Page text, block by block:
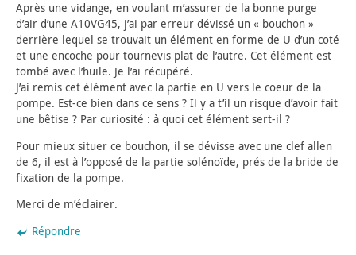
Après une vidange, en voulant m’assurer de la bonne purge
d’air d’une A10VG45, j’ai par erreur dévissé un « bouchon »
derrière lequel se trouvait un élément en forme de U d’un coté
et une encoche pour tournevis plat de l’autre. Cet élément est
tombé avec l’huile. Je l’ai récupéré.
J’ai remis cet élément avec la partie en U vers le coeur de la
pompe. Est-ce bien dans ce sens ? Il y a t’il un risque d’avoir fait
une bêtise ? Par curiosité : à quoi cet élément sert-il ?
Pour mieux situer ce bouchon, il se dévisse avec une clef allen
de 6, il est à l’opposé de la partie solénoïde, prés de la bride de
fixation de la pompe.
Merci de m’éclairer.
Répondre